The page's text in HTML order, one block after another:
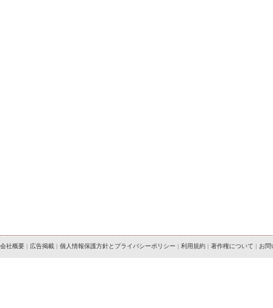
会社概要 | 広告掲載 | 個人情報保護方針とプライバシーポリシー | 利用規約 | 著作権について | お問